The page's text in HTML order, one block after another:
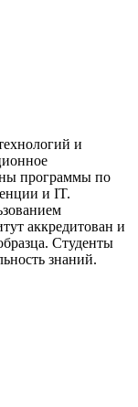
и
программы по
и IT.
аккредитован и
Студенты
знаний.